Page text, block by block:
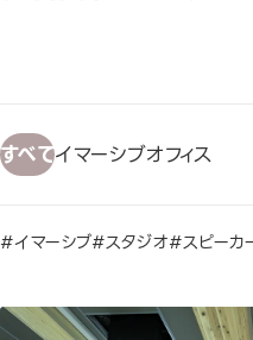
すべてイマーシブオフィス
#イマーシブ#スタジオ#スピーカ
オフィスラウンジのイマーシブ